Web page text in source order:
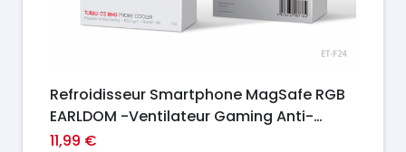
Refroidisseur Smartphone MagSafe RGB
EARLDOM -Ventilateur Gaming Anti-
Surchauffe
11,99 €